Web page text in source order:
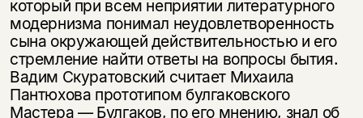
который при всем неприятии литературного
модернизма пони­мал неудовлетворенность
сына окружающей действительностью и его
стрем­ление найти ответы на вопросы бытия.
Вадим Скуратовский считает Ми­хаила
Пантюхова прототипом булгаковского
Мастера — Булгаков, по его мнению, знал об